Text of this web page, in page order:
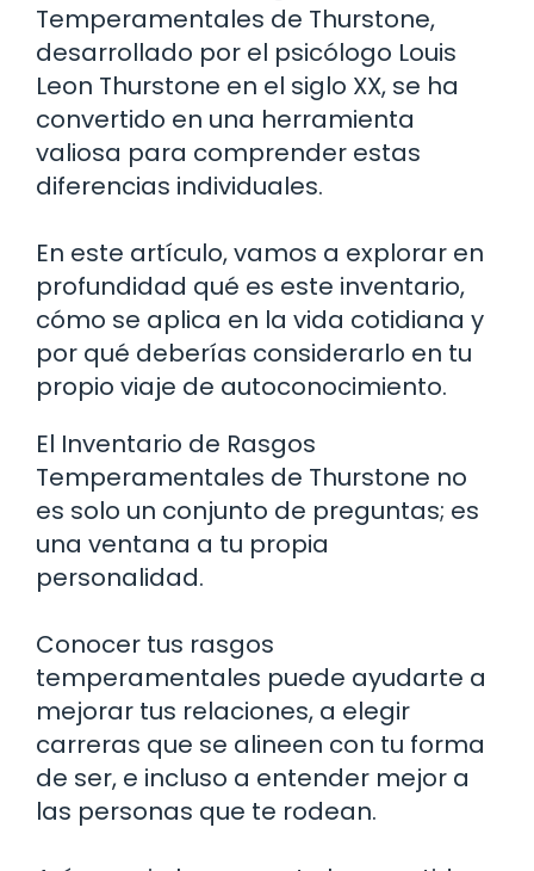
Temperamentales de Thurstone,
desarrollado por el psicólogo Louis
Leon Thurstone en el siglo XX, se ha
convertido en una herramienta
valiosa para comprender estas
diferencias individuales.
En este artículo, vamos a explorar en
profundidad qué es este inventario,
cómo se aplica en la vida cotidiana y
por qué deberías considerarlo en tu
propio viaje de autoconocimiento.
El Inventario de Rasgos
Temperamentales de Thurstone no
es solo un conjunto de preguntas; es
una ventana a tu propia
personalidad.
Conocer tus rasgos
temperamentales puede ayudarte a
mejorar tus relaciones, a elegir
carreras que se alineen con tu forma
de ser, e incluso a entender mejor a
las personas que te rodean.